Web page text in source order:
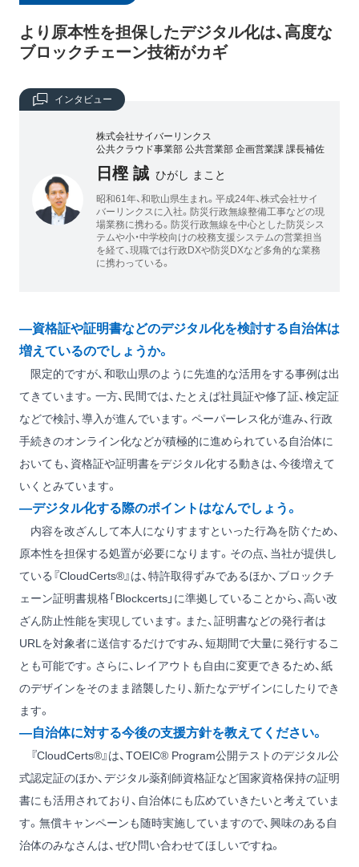
より原本性を担保したデジタル化は、高度な
ブロックチェーン技術がカギ
インタビュー
株式会社サイバーリンクス
公共クラウド事業部 公共営業部 企画営業課 課長補佐
日樫 誠 ひがし まこと
昭和61年、和歌山県生まれ。平成24年、株式会社サイ
バーリンクスに入社。防災行政無線整備工事などの現
場業務に携わる。防災行政無線を中心とした防災シス
テムや小・中学校向けの校務支援システムの営業担当
を経て、現職では行政DXや防災DXなど多角的な業務
に携わっている。
―資格証や証明書などのデジタル化を検討する自治体は
増えているのでしょうか。
限定的ですが、和歌山県のように先進的な活用をする事例は出
てきています。一方、民間では、たとえば社員証や修了証、検定証
などで検討、導入が進んでいます。ペーパーレス化が進み、行政
手続きのオンライン化などが積極的に進められている自治体に
おいても、資格証や証明書をデジタル化する動きは、今後増えて
いくとみています。
―デジタル化する際のポイントはなんでしょう。
内容を改ざんして本人になりすますといった行為を防ぐため、
原本性を担保する処置が必要になります。その点、当社が提供し
ている『CloudCerts®』は、特許取得ずみであるほか、ブロックチ
ェーン証明書規格「Blockcerts」に準拠していることから、高い改
ざん防止性能を実現しています。また、証明書などの発行者は
URLを対象者に送信するだけですみ、短期間で大量に発行するこ
とも可能です。さらに、レイアウトも自由に変更できるため、紙
のデザインをそのまま踏襲したり、新たなデザインにしたりでき
ます。
―自治体に対する今後の支援方針を教えてください。
『CloudCerts®』は、TOEIC® Program公開テストのデジタル公
式認定証のほか、デジタル薬剤師資格証など国家資格保持の証明
書にも活用されており、自治体にも広めていきたいと考えていま
す。無償キャンペーンも随時実施していますので、興味のある自
治体のみなさんは、ぜひ問い合わせてほしいですね。